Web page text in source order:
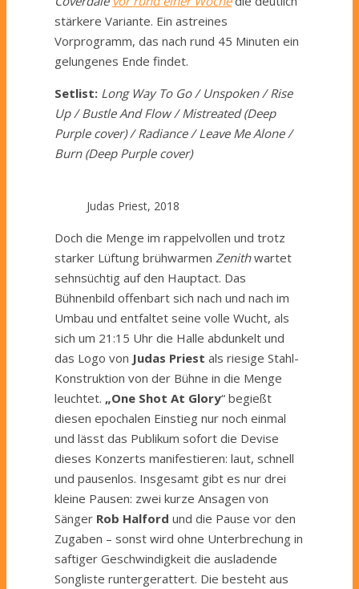
stärkere Variante. Ein astreines
Vorprogramm, das nach rund 45 Minuten ein
gelungenes Ende findet.
Setlist: Long Way To Go / Unspoken / Rise
Up / Bustle And Flow / Mistreated (Deep
Purple cover) / Radiance / Leave Me Alone /
Burn (Deep Purple cover)
Judas Priest, 2018
Doch die Menge im rappelvollen und trotz
starker Lüftung brühwarmen Zenithwartet
sehnsüchtig auf den Hauptact. Das
Bühnenbild offenbart sich nach und nach im
Umbau und entfaltet seine volle Wucht, als
sich um 21:15 Uhr die Halle abdunkelt und
das Logo von Judas Priest als riesige Stahl-
Konstruktion von der Bühne in die Menge
leuchtet. „One Shot At Glory“ begießt
diesen epochalen Einstieg nur noch einmal
und lässt das Publikum sofort die Devise
dieses Konzerts manifestieren: laut, schnell
und pausenlos. Insgesamt gibt es nur drei
kleine Pausen: zwei kurze Ansagen von
Sänger Rob Halford und die Pause vor den
Zugaben – sonst wird ohne Unterbrechung in
saftiger Geschwindigkeit die ausladende
Songliste runtergerattert. Die besteht aus